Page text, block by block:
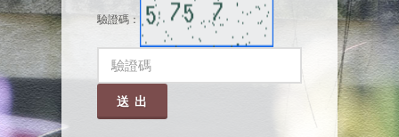
驗證碼：
送 出